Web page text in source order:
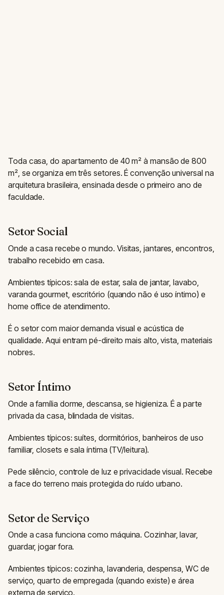
Toda casa, do apartamento de 40 m² à mansão de 800
m², se organiza em três setores. É convenção universal na
arquitetura brasileira, ensinada desde o primeiro ano de
faculdade.
Setor Social
Onde a casa recebe o mundo. Visitas, jantares, encontros,
trabalho recebido em casa.
Ambientes típicos: sala de estar, sala de jantar, lavabo,
varanda gourmet, escritório (quando não é uso íntimo) e
home office de atendimento.
É o setor com maior demanda visual e acústica de
qualidade. Aqui entram pé-direito mais alto, vista, materiais
nobres.
Setor Íntimo
Onde a família dorme, descansa, se higieniza. É a parte
privada da casa, blindada de visitas.
Ambientes típicos: suítes, dormitórios, banheiros de uso
familiar, closets e sala íntima (TV/leitura).
Pede silêncio, controle de luz e privacidade visual. Recebe
a face do terreno mais protegida do ruído urbano.
Setor de Serviço
Onde a casa funciona como máquina. Cozinhar, lavar,
guardar, jogar fora.
Ambientes típicos: cozinha, lavanderia, despensa, WC de
serviço, quarto de empregada (quando existe) e área
externa de serviço.